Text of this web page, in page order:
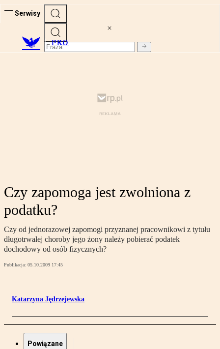
Serwisy
PRO
Czy zapomoga jest zwolniona z
podatku?
Czy od jednorazowej zapomogi przyznanej pracownikowi z tytułu
długotrwałej choroby jego żony należy pobierać podatek
dochodowy od osób fizycznych?
Publikacja: 05.10.2009 17:45
Katarzyna Jędrzejewska
Powiązane